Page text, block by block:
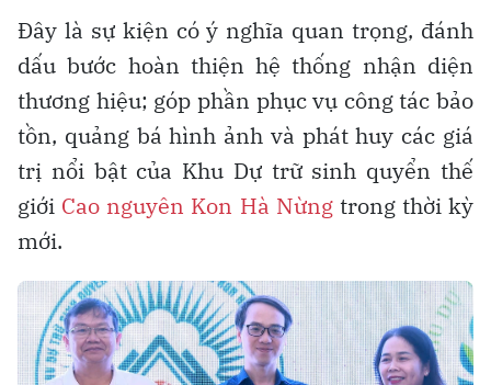
Đây là sự kiện có ý nghĩa quan trọng, đánh
dấu bước hoàn thiện hệ thống nhận diện
thương hiệu; góp phần phục vụ công tác bảo
tồn, quảng bá hình ảnh và phát huy các giá
trị nổi bật của Khu Dự trữ sinh quyển thế
giới Cao nguyên Kon Hà Nừngtrong thời kỳ
mới.